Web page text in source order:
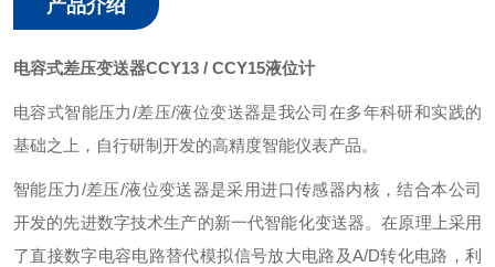
产品介绍
电容式差压变送器CCY13 / CCY15液位计
电容式智能压力/差压/液位变送器是我公司在多年科研和实践的
基础之上，自行研制开发的高精度智能仪表产品。
智能压力/差压/液位变送器是采用进口传感器内核，结合本公司
开发的先进数字技术生产的新一代智能化变送器。在原理上采用
了直接数字电容电路替代模拟信号放大电路及A/D转化电路，利